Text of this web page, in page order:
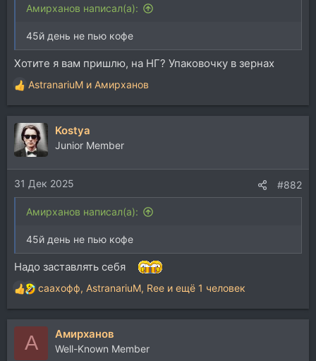
Aмирханов написал(а):
45й день не пью кофе
Хотите я вам пришлю, на НГ? Упаковочку в зернах
Р
е
а
к
ц
и
и
:
AstranariuM и Aмирханов
Kostya
Junior Member
31 Дек 2025 #882
Aмирханов написал(а):
45й день не пью кофе
Надо заставлять себя
Р
е
а
саахофф, AstranariuM, Ree и ещё 1 человек
A Aмирханов
Well-Known Member